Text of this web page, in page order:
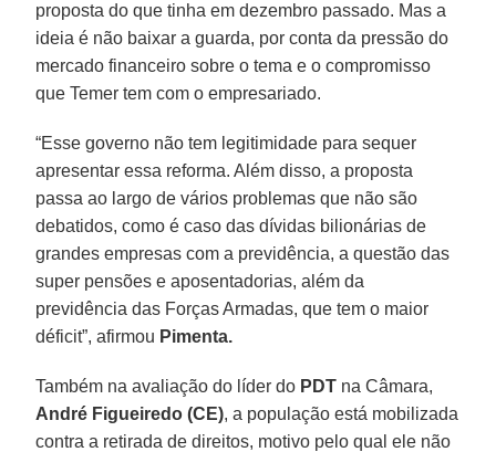
proposta do que tinha em dezembro passado. Mas a
ideia é não baixar a guarda, por conta da pressão do
mercado financeiro sobre o tema e o compromisso
que Temer tem com o empresariado.
“Esse governo não tem legitimidade para sequer
apresentar essa reforma. Além disso, a proposta
passa ao largo de vários problemas que não são
debatidos, como é caso das dívidas bilionárias de
grandes empresas com a previdência, a questão das
super pensões e aposentadorias, além da
previdência das Forças Armadas, que tem o maior
déficit”, afirmou Pimenta.
Também na avaliação do líder do PDT na Câmara,
André Figueiredo (CE), a população está mobilizada
contra a retirada de direitos, motivo pelo qual ele não